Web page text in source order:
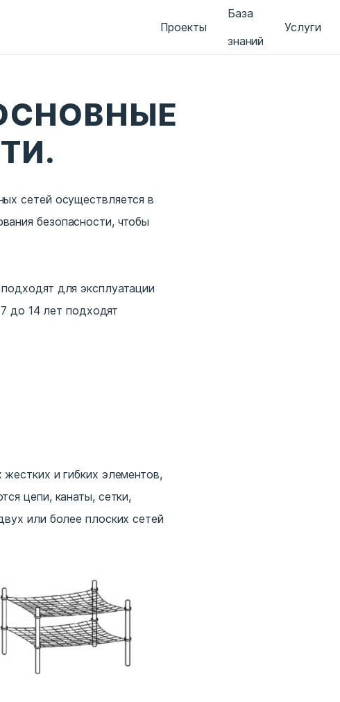
Проекты
База
знаний
Услуги
сетей осуществляется в
безопасности, чтобы
для эксплуатации
до 14 лет подходят
и гибких элементов,
цепи, канаты, сетки,
или более плоских сетей